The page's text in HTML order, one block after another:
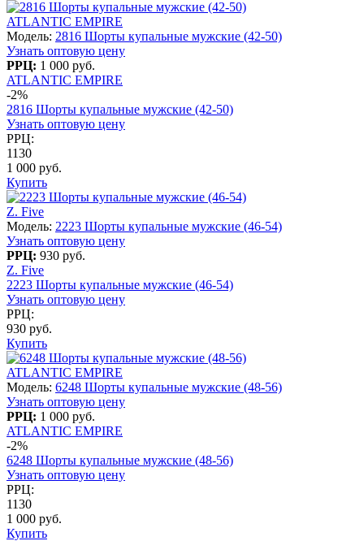
ATLANTIC EMPIRE
Модель: 2816 Шорты купальные мужские (42-50)
Узнать оптовую цену
РРЦ: 1 000 руб.
ATLANTIC EMPIRE
-2%
2816 Шорты купальные мужские (42-50)
Узнать оптовую цену
РРЦ:
1130
1 000 руб.
Купить
Z. Five
Модель: 2223 Шорты купальные мужские (46-54)
Узнать оптовую цену
РРЦ: 930 руб.
Z. Five
2223 Шорты купальные мужские (46-54)
Узнать оптовую цену
РРЦ:
930 руб.
Купить
ATLANTIC EMPIRE
Модель: 6248 Шорты купальные мужские (48-56)
Узнать оптовую цену
РРЦ: 1 000 руб.
ATLANTIC EMPIRE
-2%
6248 Шорты купальные мужские (48-56)
Узнать оптовую цену
РРЦ:
1130
1 000 руб.
Купить